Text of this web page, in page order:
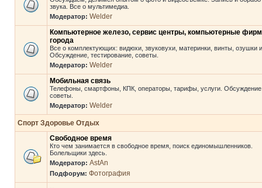
звука. Все о мультимедиа.
Модератор: Welder
Компьютерное железо, сервис центры, компьютерные
города
Все о комплектующих: видюхи, звуковухи, материнки, винты, озушки
Обсуждение, тестирование, советы.
Модератор: Welder
Мобильная связь
Телефоны, смартфоны, КПК, операторы, тарифы, услуги.
советы.
Модератор: Welder
Спорт Здоровье Отдых
Свободное время
Кто чем занимается в свободное время, поиск единомышленников.
Болельщики здесь.
Модератор: AstAn
Подфорум: Фотография